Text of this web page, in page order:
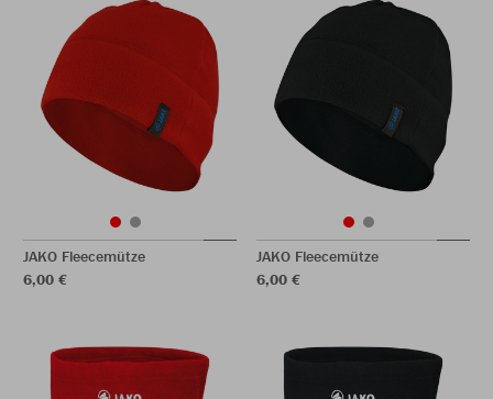
JAKO Fleecemütze
6,00 €
JAKO Fleecemütze
6,00 €